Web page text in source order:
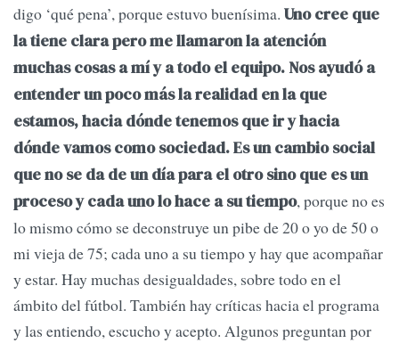
digo ‘qué pena’, porque estuvo buenísima. Uno cree que
la tiene clara pero me llamaron la atención
muchas cosas a mí y a todo el equipo. Nos ayudó a
entender un poco más la realidad en la que
estamos, hacia dónde tenemos que ir y hacia
dónde vamos como sociedad. Es un cambio social
que no se da de un día para el otro sino que es un
proceso y cada uno lo hace a su tiempo, porque no es
lo mismo cómo se deconstruye un pibe de 20 o yo de 50 o
mi vieja de 75; cada uno a su tiempo y hay que acompañar
y estar. Hay muchas desigualdades, sobre todo en el
ámbito del fútbol. También hay críticas hacia el programa
y las entiendo, escucho y acepto. Algunos preguntan por